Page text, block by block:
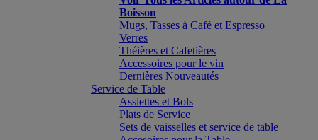
Boisson
Mugs, Tasses à Café et Espresso
Verres
Théières et Cafetières
Accessoires pour le vin
Dernières Nouveautés
Service de Table
Assiettes et Bols
Plats de Service
Sets de vaisselles et service de table